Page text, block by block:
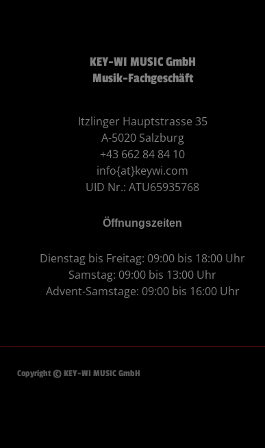
KEY-WI MUSIC GmbH
Musik-Fachgeschäft
Itzlinger Hauptstrasse 35
A-5020 Salzburg
+43 662 84 84 10
info{at}keywi.com
UID Nr.: ATU65935768
Öffnungszeiten
Dienstag bis Freitag: 09:00 bis 18:00 Uhr
Samstag: 09:00 bis 13:00 Uhr
Advent-Samstage: 09:00 bis 16:00 Uhr
Copyright © KEY-WI MUSIC GmbH